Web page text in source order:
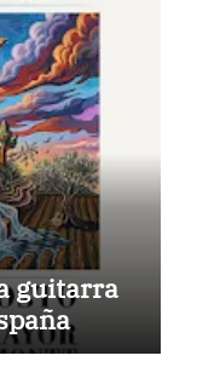
guitarra